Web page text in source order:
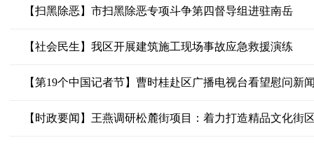
【扫黑除恶】市扫黑除恶专项斗争第四督导组进驻南岳
【社会民生】我区开展建筑施工现场事故应急救援演练
【第19个中国记者节】曹时桂赴区广播电视台看望慰问新
【时政要闻】王燕调研松麓街项目：着力打造精品文化街